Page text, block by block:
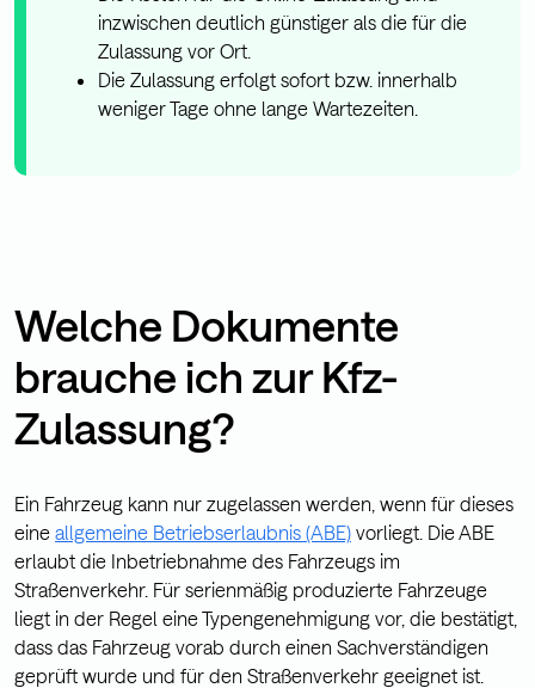
inzwischen deutlich günstiger als die für die
Zulassung vor Ort.
Die Zulassung erfolgt sofort bzw. innerhalb
weniger Tage ohne lange Wartezeiten.
Welche Dokumente
brauche ich zur Kfz-
Zulassung?
Ein Fahrzeug kann nur zugelassen werden, wenn für dieses
eine allgemeine Betriebserlaubnis (ABE) vorliegt. Die ABE
erlaubt die Inbetriebnahme des Fahrzeugs im
Straßenverkehr. Für serienmäßig produzierte Fahrzeuge
liegt in der Regel eine Typengenehmigung vor, die bestätigt,
dass das Fahrzeug vorab durch einen Sachverständigen
geprüft wurde und für den Straßenverkehr geeignet ist.